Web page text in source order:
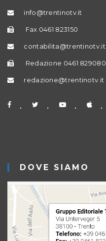
info@trentinotv.it
Fax 0461 823150
contabilita@trentinotv.it
Redazione 0461 829080
redazione@trentinotv.it
DOVE SIAMO